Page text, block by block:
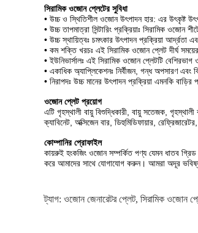
সিরামিক ওজোন প্লেটের সুবিধা
• উচ্চ ও স্থিতিশীল ওজোন উৎপাদন হার: এর উৎকৃষ্ট
• উচ্চ তাপমাত্রা সিন্টারিং প্রক্রিয়াঃ সিরামিক ওজোন
• উচ্চ স্থায়িত্বঃ চমৎকার উৎপাদন প্রক্রিয়া আর্দ্রতা
• কম শক্তি খরচঃ এই সিরামিক ওজোন প্লেট দীর্ঘ
• ইউনিভার্সালঃ এই সিরামিক ওজোন প্লেটটি
• একাধিক অ্যাপ্লিকেশনঃ নির্বীজন, গন্ধ অপসারণ
• নিরাপদঃ উচ্চ মানের উৎপাদন প্রক্রিয়া এমনকি বাড়ির
ওজোন প্লেট প্রয়োগ
এটি গৃহস্থালী বায়ু বিশুদ্ধিকারী, বায়ু সতেজক,
ক্যাবিনেট, অক্সিজেন বার, ডিহুমিডিফায়ার,
কোম্পানির প্রোফাইল
কায়রুই হংকজিং ওজোন সম্পর্কিত পণ্য যেমন ধাতব
করে আমাদের সাথে যোগাযোগ করুন। আমরা অদূর
ট্যাগ: ওজোন জেনারেটর প্লেট, সিরামিক ওজোন